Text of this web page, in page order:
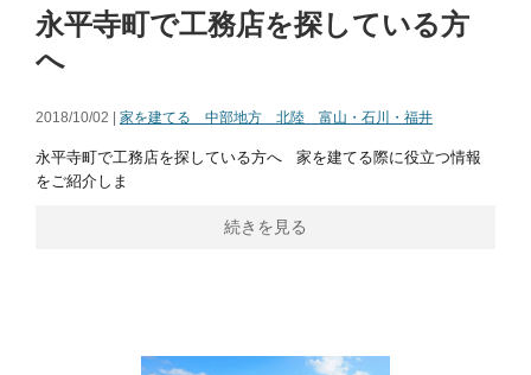
永平寺町で工務店を探している方
へ
2018/10/02 | 家を建てる 中部地方 北陸 富山・石川・福井
永平寺町で工務店を探している方へ 家を建てる際に役立つ情報
をご紹介しま
続きを見る